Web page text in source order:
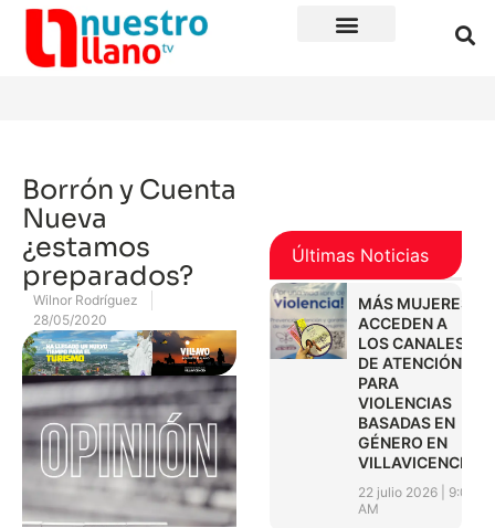
Borrón y Cuenta
Nueva
¿estamos
preparados?
Wilnor Rodríguez
28/05/2020
Últimas Noticias
MÁS MUJERES
ACCEDEN A
LOS CANALES
DE ATENCIÓN
PARA
VIOLENCIAS
BASADAS EN
GÉNERO EN
VILLAVICENCIO
22 julio 2026
9:01
AM